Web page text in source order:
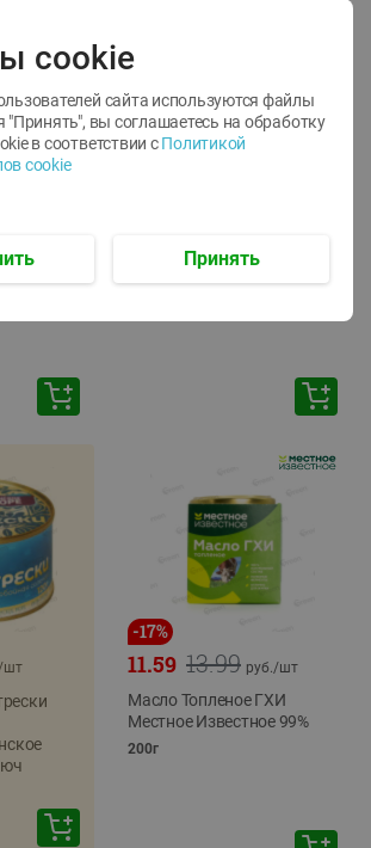
с
ТОФУ Vegetus ТВЕРДЫЙ
шт
-17%
13.99
11.59 руб./шт
Масло Топленое ГХИ
Местное Известное 99%
200г
cookie
сайта используются файлы
вы соглашаетесь на обработку
в соответствии с Политикой
cookie
Принять